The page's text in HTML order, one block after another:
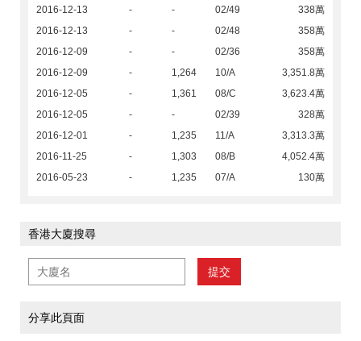
2016-12-13
- - 02/49
338萬
2016-12-13
- - 02/48
358萬
2016-12-09
- - 02/36
358萬
2016-12-09
- 1,264 10/A
3,351.8萬
2016-12-05
- 1,361 08/C
3,623.4萬
2016-12-05
- - 02/39
328萬
2016-12-01
- 1,235 11/A
3,313.3萬
2016-11-25
- 1,303 08/B
4,052.4萬
2016-05-23
- 1,235 07/A 130萬
香港大廈搜尋
提交
分享此頁面